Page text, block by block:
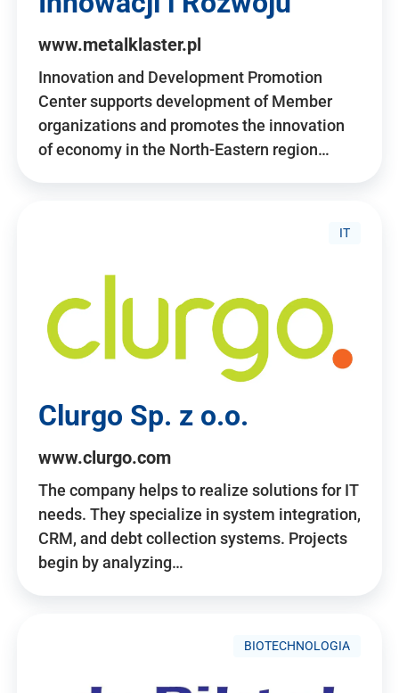
www.metalklaster.pl
Innovation and Development Promotion
Center supports development of Member
organizations and promotes the innovation
of economy in the North-Eastern region…
IT
Clurgo Sp. z o.o.
www.clurgo.com
The company helps to realize solutions for IT
needs. They specialize in system integration,
CRM, and debt collection systems. Projects
begin by analyzing…
BIOTECHNOLOGIA